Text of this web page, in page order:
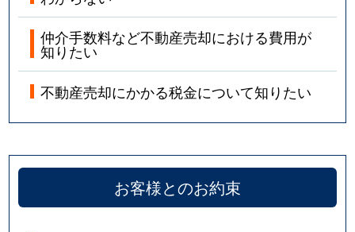
仲介手数料など不動産売却における費用が
知りたい
不動産売却にかかる税金について知りたい
お客様とのお約束